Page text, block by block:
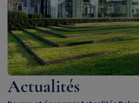
Actualités